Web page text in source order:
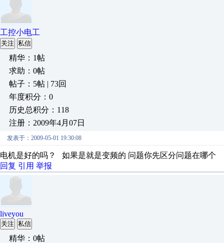
工控小电工
关注 私信
精华：1帖
求助：0帖
帖子：5帖 | 73回
年度积分：0
历史总积分：118
注册：2009年4月07日
发表于：2009-05-01 19:30:08
电机是好的吗？ 如果是就是变频的 问题你先区分问题在哪个
回复 引用 举报
liveyou
关注 私信
精华：0帖